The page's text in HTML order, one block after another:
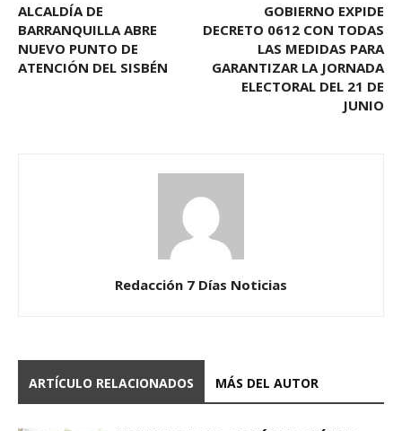
ALCALDÍA DE
BARRANQUILLA ABRE
NUEVO PUNTO DE
ATENCIÓN DEL SISBÉN
GOBIERNO EXPIDE
DECRETO 0612 CON TODAS
LAS MEDIDAS PARA
GARANTIZAR LA JORNADA
ELECTORAL DEL 21 DE
JUNIO
Redacción 7 Días Noticias
ARTÍCULO RELACIONADOS MÁS DEL AUTOR